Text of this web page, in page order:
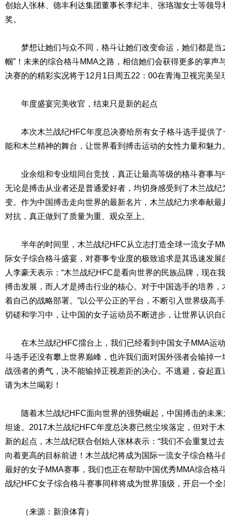
创始人张林、德丰利达集团董事长李纪丰、张珞珈女士等领
奖。
梦想让她们与众不同，格斗让她们改变命运，她们都是当
帼”！未来的综合格斗MMA之路，相信她们会获得更多的掌声
决赛的的精彩实况将于12月1日周五22：00在青海卫视完美呈
年度盛宴完美收官，结束只是新的起点
本次木兰战纪HFC年度总决赛给所有女子格斗选手提供了
能和木兰精神的舞台，让世界看到搏击运动的女性力量和魅力
业余组和专业组同台竞技，真正让最高等级的格斗赛事与
无论是搏击从业者还是普通爱好者，均切身感受到了木兰战
变。作为中国搏击走向世界的最新名片，木兰战纪力求奉献
对抗，真正做到了质量为重、观众至上。
半年的时间里，木兰战纪HFC从立志打造全球一流女子
际女子综合格斗盛宴，对赛事专业度的极致追求是其迅速发
人李豪天表示：“木兰战纪HFC是看向世界的民族品牌，现在
搏击发展，而人才是搏击行业的核心。对于中国选手的培养
着自己的战略部署。”以公平公正的平台，不断引入世界级高
切磋和学习中，让中国的女子运动员不断进步，让世界认识自
在木兰战纪HFC擂台上，我们已经看到中国女子MMA运
斗选手还没有攀上世界巅峰，也许我们面对国外强者会输掉
战强者的勇气，决不能输掉正视差距的决心。不逃避，奋起
请为木兰喝彩！
随着木兰战纪HFC面向世界的强势崛起，中国搏击的未来
坦途。2017木兰战纪HFC年度总决赛已然尘埃落定，但对于
新的起点，木兰战纪联合创始人张林表示：“我们不会重复过
向着更高的目标前进！木兰战纪将成为国际一流女子综合格
最好的女子MMA赛事，我们也正在帮助中国优秀MMA综合格
战纪HFC女子综合格斗赛事同样将成为世界顶级，开启一个全
（来源：新浪体育）